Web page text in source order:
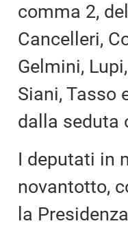
comma 2,
Cancelleri,
Gelmini,
Siani, Tasso
dalla seduta
I deputati in
novantotto,
la